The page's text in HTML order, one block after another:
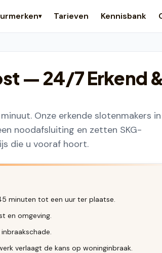
▾ Tarieven Kennisbank
— 24/7 Erkend
Onze erkende slotenmakers in
noodafsluiting en zetten SKG-
die u vooraf hoort.
minuten tot een uur ter plaatse.
en omgeving.
verlaagt de kans op woninginbraak.